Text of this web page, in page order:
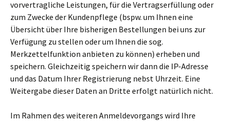
vorvertragliche Leistungen, für die Vertragserfüllung oder
zum Zwecke der Kundenpflege (bspw. um Ihnen eine
Übersicht über Ihre bisherigen Bestellungen bei uns zur
Verfügung zu stellen oder um Ihnen die sog.
Merkzettelfunktion anbieten zu können) erheben und
speichern. Gleichzeitig speichern wir dann die IP-Adresse
und das Datum Ihrer Registrierung nebst Uhrzeit. Eine
Weitergabe dieser Daten an Dritte erfolgt natürlich nicht.
Im Rahmen des weiteren Anmeldevorgangs wird Ihre